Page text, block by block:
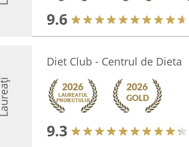
9.6
Laureați
Diet Club - Centrul de Dieta
9.3